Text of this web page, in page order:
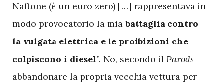
Naftone (è un euro zero) […] rappresentava in
modo provocatorio la miabattaglia contro
la vulgata elettrica e le proibizioni che
colpiscono i diesel”. No, secondo il Parods
abbandonare la propria vecchia vettura per